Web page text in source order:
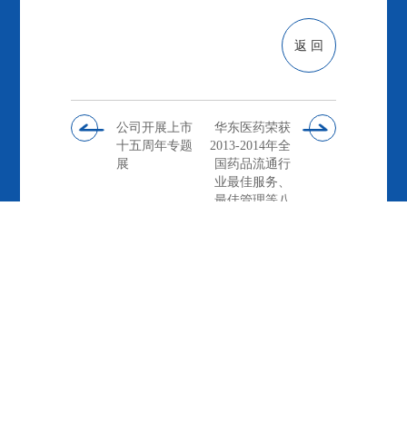
返 回
公司开展上市
十五周年专题
展
华东医药荣获
2013-2014年全
国药品流通行
业最佳服务、
最佳管理等八